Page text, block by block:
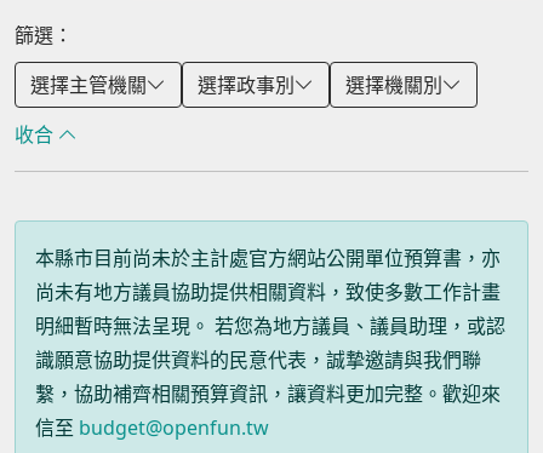
篩選：
選擇主管機關
選擇政事別
選擇機關別
收合
本縣市目前尚未於主計處官方網站公開單位預算書，亦
尚未有地方議員協助提供相關資料，致使多數工作計畫
明細暫時無法呈現。 若您為地方議員、議員助理，或認
識願意協助提供資料的民意代表，誠摯邀請與我們聯
繫，協助補齊相關預算資訊，讓資料更加完整。歡迎來
信至 budget@openfun.tw